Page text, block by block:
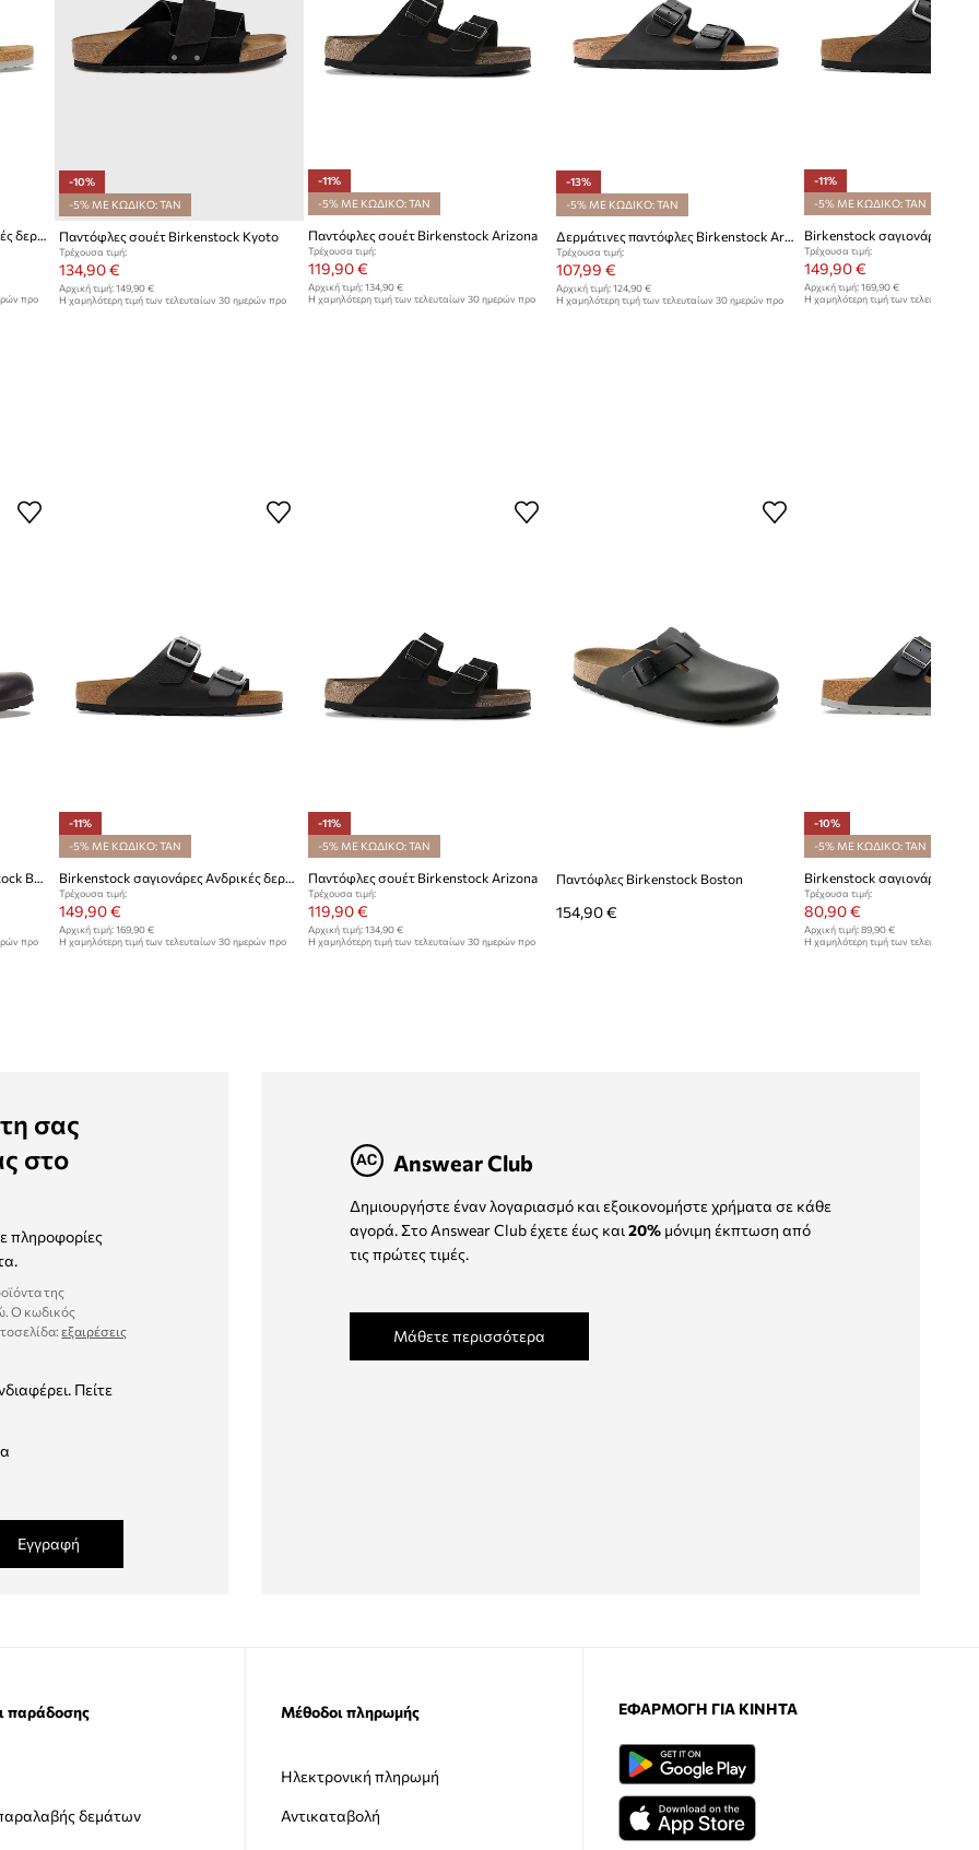
προ
-10%
-5% ΜΕ ΚΩΔΙΚΟ: TAN
Παντόφλες σουέτ Birkenstock Kyoto
Τρέχουσα τιμή:
134,90 €
Αρχική τιμή: 149,90 €
Η χαμηλότερη τιμή των τελευταίων 30 ημερών προ
-11%
-5% ΜΕ ΚΩΔΙΚΟ: TAN
Παντόφλες σουέτ Birkenstock Arizona
Τρέχουσα τιμή:
119,90 €
Αρχική τιμή: 134,90 €
Η χαμηλότερη τιμή των τελευταίων 30 ημερών προ
-13%
-5% ΜΕ ΚΩΔΙΚΟ: TAN
Δερμάτινες παντόφλες Birkenstock Arizona
Τρέχουσα τιμή:
107,99 €
Αρχική τιμή:124,90 €
Η χαμηλότερη τιμή των τελευταίων 30 ημερών προ
-11%
-5% ΜΕ ΚΩΔΙΚΟ: TAN
Τρέχουσα τιμή:
149,90 €
Αρχική τιμή: 169,90 €
Η χαμηλότερη τιμή των τελευταίων
προ
-11%
-5% ΜΕ ΚΩΔΙΚΟ: TAN
Τρέχουσα τιμή:
149,90 €
Αρχική τιμή: 169,90 €
Η χαμηλότερη τιμή των τελευταίων 30 ημερών προ
-11%
-5% ΜΕ ΚΩΔΙΚΟ: TAN
Παντόφλες σουέτ Birkenstock Arizona
Τρέχουσα τιμή:
119,90 €
Αρχική τιμή: 134,90 €
Η χαμηλότερη τιμή των τελευταίων 30 ημερών προ
Παντόφλες Birkenstock Boston
154,90 €
-10%
-5% ΜΕ ΚΩΔΙΚΟ: TAN
Τρέχουσα τιμή:
80,90 €
Αρχική τιμή: 89,90 €
Η χαμηλότερη τιμή των τελευταίων
σας
στο
πληροφορίες
της
Ο κωδικός
εξαιρέσεις
Πείτε
Εγγραφή
Answear Club
Δημιουργήστε έναν λογαριασμό και εξοικονομήστε χρήματα σε κάθε
αγορά. Στο Answear Club έχετε έως και20%μόνιμη έκπτωση από
τις πρώτες τιμές.
Μάθετε περισσότερα
παράδοσης
δεμάτων
Μέθοδοι πληρωμής
Ηλεκτρονική πληρωμή
Αντικαταβολή
ΕΦΑΡΜΟΓΉ ΓΙΑ ΚΙΝΗΤΆ